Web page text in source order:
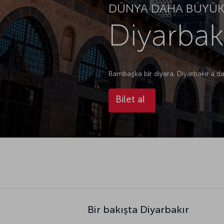
DÜNYA DAHA
Bambaşka bir diyara, Diyarbakır’a
Bilet al
Bir bakışta Diyarbakır